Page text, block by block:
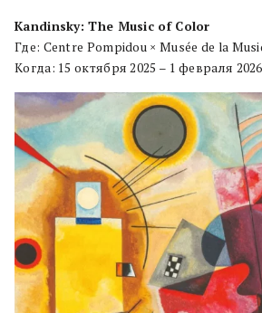
Kandinsky: The Music of Color
Где: Centre Pompidou × Musée de la
Когда: 15 октября 2025 – 1 февраля 2026